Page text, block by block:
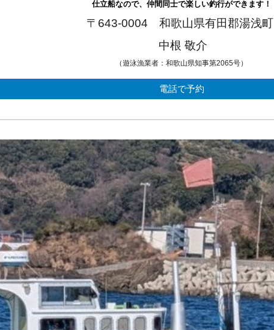
仕立船なので、仲間同士で楽しい釣行ができます！
〒643-0004 和歌山県有田郡湯浅町
中根 敬介
（遊泳漁業者：和歌山県知事第2065号）
電話で予約